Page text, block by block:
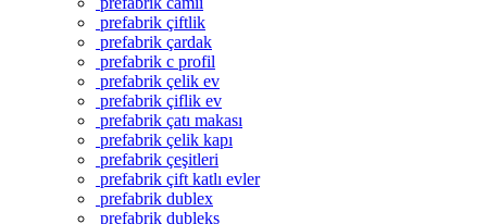
prefabrik çiftlik
prefabrik çardak
prefabrik c profil
prefabrik çelik ev
prefabrik çiflik ev
prefabrik çatı makası
prefabrik çelik kapı
prefabrik çeşitleri
prefabrik çift katlı evler
prefabrik dublex
prefabrik dubleks